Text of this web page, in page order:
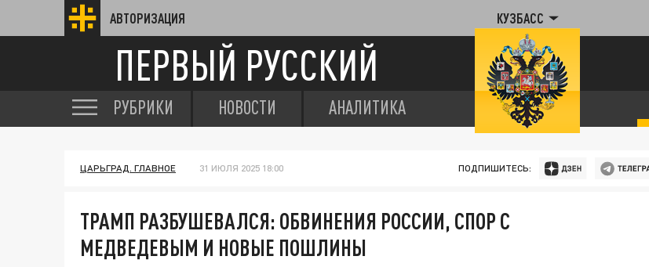
АВТОРИЗАЦИЯ КУЗБАСС
ПЕРВЫЙ РУССКИЙ
РУБРИКИ НОВОСТИ АНАЛИТИКА
ЦАРЬГРАД. ГЛАВНОЕ 31 ИЮЛЯ 2025 18:00 ПОДПИШИТЕСЬ:
ТРАМП РАЗБУШЕВАЛСЯ: ОБВИНЕНИЯ РОССИИ, СПОР С
МЕДВЕДЕВЫМ И НОВЫЕ ПОШЛИНЫ